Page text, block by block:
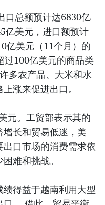
口总额预计达6830亿
亿美元，进口额预计
亿美元（11个月）的
过100亿美元的商品类
多农产品、大米和水
涨来促进出口。
元。工贸部表示其的
长和贸易低迷，美
口市场的消费需求依
难和挑战。
得益于越南利用大型